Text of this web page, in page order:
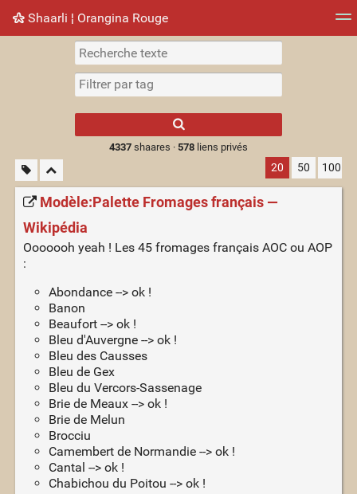
Shaarli ¦ Orangina Rouge
Nuage de tags Mur d'images
results.
4337shaares · 578liens privés
20 50 100
Modèle:Palette Fromages français —
Wikipédia
Ooooooh yeah ! Les 45 fromages français AOC ou AOP
:
Abondance --> ok !
Banon
Beaufort --> ok !
Bleu d'Auvergne --> ok !
Bleu des Causses
Bleu de Gex
Bleu du Vercors-Sassenage
Brie de Meaux --> ok !
Brie de Melun
Brocciu
Camembert de Normandie --> ok !
Cantal --> ok !
Chabichou du Poitou --> ok !